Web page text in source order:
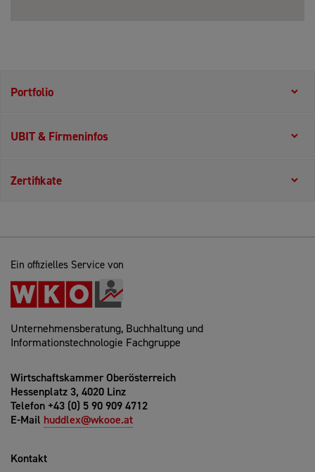
Portfolio
UBIT & Firmeninfos
Zertifikate
Ein offizielles Service von
Unternehmensberatung, Buchhaltung und
Informationstechnologie Fachgruppe
Wirtschaftskammer Oberösterreich
Hessenplatz 3, 4020 Linz
Telefon +43 (0) 5 90 909 4712
E-Mail huddlex@wkooe.at
Kontakt